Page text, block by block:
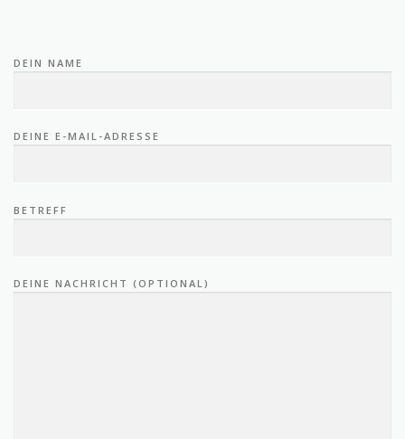
DEIN NAME
DEINE E-MAIL-ADRESSE
BETREFF
DEINE NACHRICHT (OPTIONAL)